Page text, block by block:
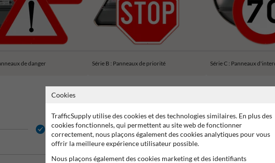
de danger Série B : Panneaux de priorité Série C : Panneaux
2 ans de garantie fabricant Stratifé anti-graffiti 99% anti-
Cookies
TrafficSupply utilise des cookies et des technologies similaires. En plus des
cookies fonctionnels, qui permettent au site web de fonctionner
correctement, nous plaçons également des cookies analytiques pour vous
offrir la meilleure expérience utilisateur possible.
Nous plaçons également des cookies marketing et des identifiants